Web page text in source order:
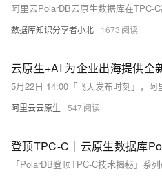
数据库知识分享者小北 1673
云原生+AI 为企业出海提供全
阿里云云原生 547
「PolarDB登顶TPC-C技术揭秘」系